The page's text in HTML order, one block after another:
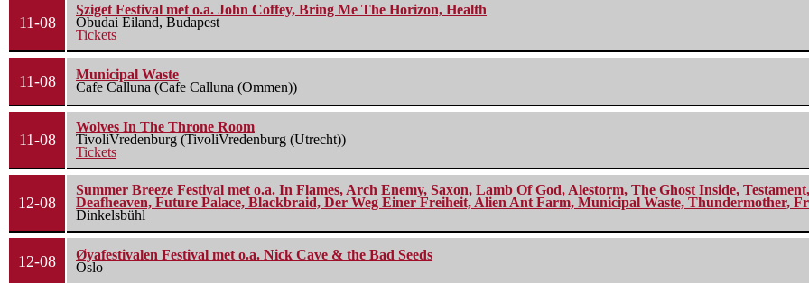
11-08
Sziget Festival met o.a. John Coffey, Bring Me The Horizon, Health
Óbudai Eiland, Budapest
Tickets
11-08
Municipal Waste
Cafe Calluna (Cafe Calluna (Ommen))
11-08
Wolves In The Throne Room
TivoliVredenburg (TivoliVredenburg (Utrecht))
Tickets
12-08
Summer Breeze Festival met o.a. In Flames, Arch Enemy, Saxon, Lamb Of God, Alestorm, The Ghost Inside,
Deafheaven, Future Palace, Blackbraid, Der Weg Einer Freiheit, Alien Ant Farm, Municipal Waste, Thundermother,
Dinkelsbühl
12-08
Øyafestivalen Festival met o.a. Nick Cave & the Bad Seeds
Oslo